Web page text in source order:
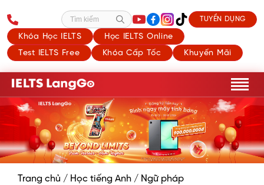
Khóa Học IELTS
Học IELTS Online
Test IELTS Free
Khóa Cấp Tốc Khuyến Mãi
Tìm kiếm TUYỂN DỤNG
Trang chủ / Học tiếng Anh / Ngữ pháp